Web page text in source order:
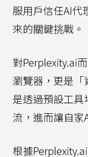
服用戶信任AI代
來的關鍵挑戰。
對Perplexity.ai
瀏覽器，更是「
是透過預設工具
流，進而讓自家
根據